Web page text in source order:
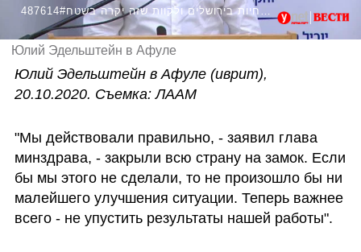
487614#שר הבריאות אדלשטיין: "אי אפשר רק לתת הנחיות בירושלים ולקוות שזה יקרה בשטח"
Юлий Эдельштейн в Афуле
Юлий Эдельштейн в Афуле (иврит),
20.10.2020. Съемка: ЛААМ
"Мы действовали правильно, - заявил глава
минздрава, - закрыли всю страну на замок. Если
бы мы этого не сделали, то не произошло бы ни
малейшего улучшения ситуации. Теперь важнее
всего - не упустить результаты нашей работы".